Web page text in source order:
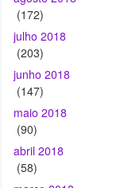
junho 2018
(147)
maio 2018
(90)
abril 2018
(58)
março 2018
(55)
fevereiro 2018